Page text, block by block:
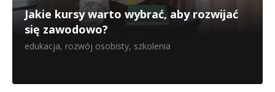
Jakie kursy warto wybrać, aby rozwijać
się zawodowo?
edukacja, rozwój osobisty, szkolenia